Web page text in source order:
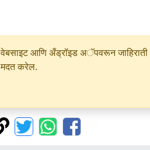
वेबसाइट आणि अँड्रॉइड अॅपवरून जाहिराती
मदत करेल.